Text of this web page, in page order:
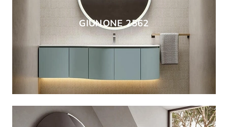
GIUNONE 2562